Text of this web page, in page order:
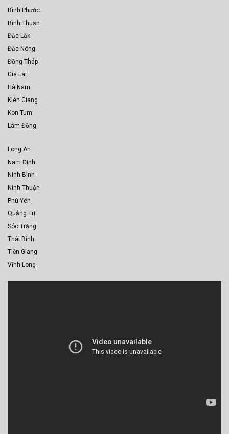
Bình Phước
Bình Thuận
Đắc Lắk
Đắc Nông
Đồng Tháp
Gia Lai
Hà Nam
Kiên Giang
Kon Tum
Lâm Đồng
Long An
Nam Định
Ninh Bình
Ninh Thuận
Phú Yên
Quảng Trị
Sóc Trăng
Thái Bình
Tiền Giang
Vĩnh Long